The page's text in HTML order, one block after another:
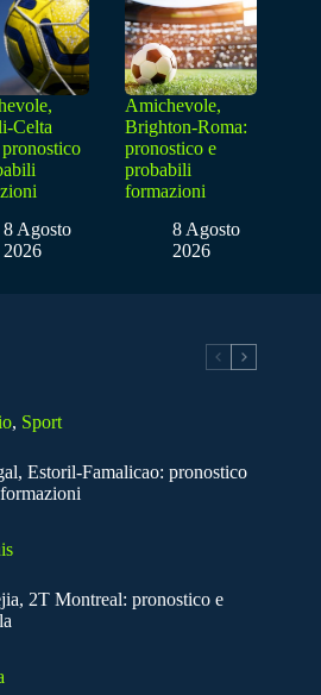
Celta
8 Agosto
2026
Amichevole,
Brighton-Roma:
pronostico e
probabili
formazioni
8 Agosto
2026
, Sport
Estoril-Famalicao: pronostico
2T Montreal: pronostico e